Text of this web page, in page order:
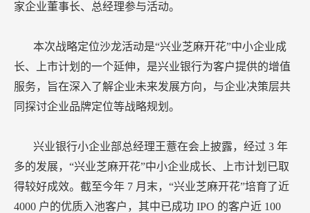
家企业董事长、总经理参与活动。
本次战略定位沙龙活动是“兴业芝麻开花”中小企业成
长、上市计划的一个延伸，是兴业银行为客户提供的增值
服务，旨在深入了解企业未来发展方向，与企业决策层共
同探讨企业品牌定位等战略规划。
兴业银行小企业部总经理王薏在会上披露，经过 3 年
多的发展，“兴业芝麻开花”中小企业成长、上市计划已取
得较好成效。截至今年 7 月末，“兴业芝麻开花”培育了近
4000 户的优质入池客户，其中已成功 IPO 的客户近 100